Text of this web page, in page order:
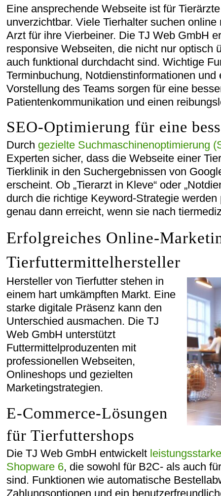
Eine ansprechende Webseite ist für
unverzichtbar. Viele Tierhalter suchen
Arzt für ihre Vierbeiner. Die TJ Web GmbH
responsive Webseiten, die nicht nur optisch
auch funktional durchdacht sind. Wichtige
Terminbuchung, Notdienstinformationen und
Vorstellung des Teams sorgen für eine
Patientenkommunikation und einen
SEO-Optimierung für eine
Durch gezielte Suchmaschinenoptimierung
Experten sicher, dass die Webseite einer
Tierklinik in den Suchergebnissen von
erscheint. Ob „Tierarzt in Kleve“ oder
durch die richtige Keyword-Strategie
genau dann erreicht, wenn sie nach
Erfolgreiches Online-
Tierfuttermittelhersteller
Hersteller von Tierfutter stehen in
einem hart umkämpften Markt. Eine
starke digitale Präsenz kann den
Unterschied ausmachen. Die TJ
Web GmbH unterstützt
Futtermittelproduzenten mit
professionellen Webseiten,
Onlineshops und gezielten
Marketingstrategien.
E-Commerce-Lösungen
für Tierfuttershops
Die TJ Web GmbH entwickelt
Shopware 6, die sowohl für B2C- als auch
sind. Funktionen wie automatische
Zahlungsoptionen und ein